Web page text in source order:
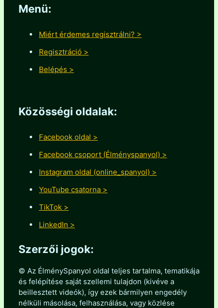
Menü:
Miért érdemes regisztrálni? >
Regisztráció >
Belépés >
Közösségi oldalak:
Facebook oldal >
Facebook csoport (Élményspanyol) >
Instagram oldal (online_spanyol) >
YouTube csatorna >
TikTok >
LinkedIn >
Szerzői jogok:
© Az ÉlménySpanyol oldal teljes tartalma, tematikája
és felépítése saját szellemi tulajdon (kivéve a
beillesztett videók), így ezek bármilyen engedély
nélküli másolása, felhasználása, vagy közlése